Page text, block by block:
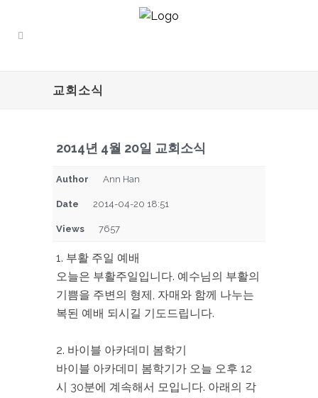
교회소식
2014년 4월 20일 교회소식
Author Ann Han
Date 2014-04-20 18:51
Views 7657
1. 부활 주일 예배
오늘은 부활주일입니다. 예수님의 부활의
기쁨을 주변의 형제, 자매와 함께 나누는
복된 예배 되시길 기도드립니다.
2. 바이블 아카데미 봄학기
바이블 아카데미 봄학기가 오늘 오후 12
시 30분에 계속해서 모입니다. 아래의 각